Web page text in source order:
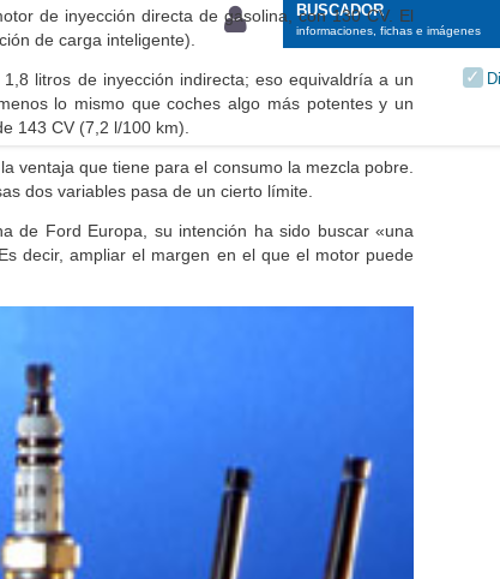
BUSCADOR
informaciones, fichas e imágenes
de inyección directa de gasolina, con 130 CV. El
de carga inteligente).
litros de inyección indirecta; eso equivaldría a un
lo mismo que coches algo más potentes y un
143 CV (7,2 l/100 km).
ventaja que tiene para el consumo la mezcla pobre.
dos variables pasa de un cierto límite.
de Ford Europa, su intención ha sido buscar «una
decir, ampliar el margen en el que el motor puede